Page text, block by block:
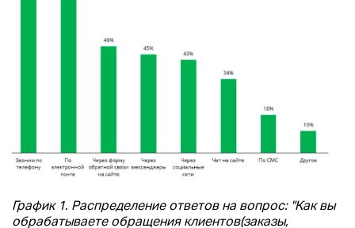
График 1. Распределение ответов на вопрос: "Как вы
обрабатываете обращения клиентов(заказы,